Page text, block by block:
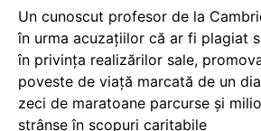
Un cunoscut profesor de la
în urma acuzațiilor că ar fi plagiat
în privința realizărilor sale,
poveste de viață marcată de un
zeci de maratoane parcurse și
strânse în scopuri caritabile